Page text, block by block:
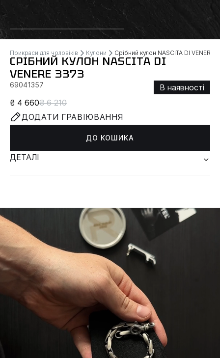
Прикраси для чоловіків Кулони Срібний кулон NASCITA DI VENERE
СРІБНИЙ КУЛОН NASCITA DI
VENERE 3373
69041357
В наявності
₴ 4 660₴ 6 210
ДОДАТИ ГРАВІЮВАННЯ
ДО КОШИКА
ДЕТАЛІ